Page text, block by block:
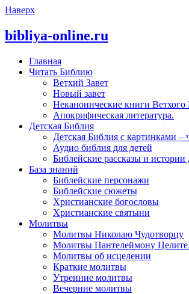
Наверх
bibliya-online.ru
Главная
Читать Библию
Ветхий Завет
Новый завет
Неканонические книги Ветхого
Апокрифическая литература.
Детская Библия
Детская Библия с картинками –
Аудио библия для детей
Библейские рассказы и истории
База знаний
Библейские персонажи
Библейские сюжеты
Христианские богословы
Христианские святыни
Молитвы
Молитвы Николаю Чудотворцу
Молитвы Пантелеймону
Молитвы об исцелении
Краткие молитвы
Утренние молитвы
Вечерние молитвы